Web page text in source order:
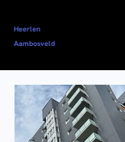
Heerlen
Aambosveld